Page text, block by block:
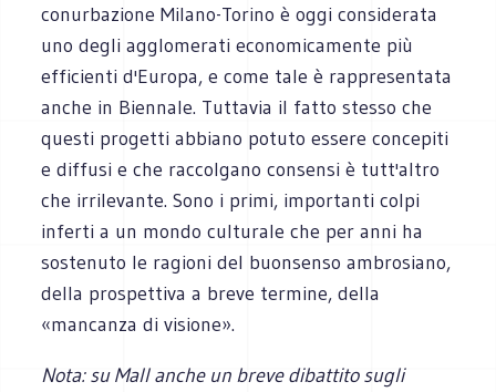
conurbazione Milano-Torino è oggi considerata
uno degli agglomerati economicamente più
efficienti d'Europa, e come tale è rappresentata
anche in Biennale. Tuttavia il fatto stesso che
questi progetti abbiano potuto essere concepiti
e diffusi e che raccolgano consensi è tutt'altro
che irrilevante. Sono i primi, importanti colpi
inferti a un mondo culturale che per anni ha
sostenuto le ragioni del buonsenso ambrosiano,
della prospettiva a breve termine, della
«mancanza di visione».
Nota: su Mall anche un breve dibattito sugli